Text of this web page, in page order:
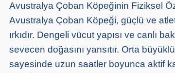
Avustralya Çoban Köpeğinin Fiziksel
Avustralya Çoban Köpeği, güçlü ve
ırkıdır. Dengeli vücut yapısı ve canlı
sevecen doğasını yansıtır. Orta
sayesinde uzun saatler boyunca aktif